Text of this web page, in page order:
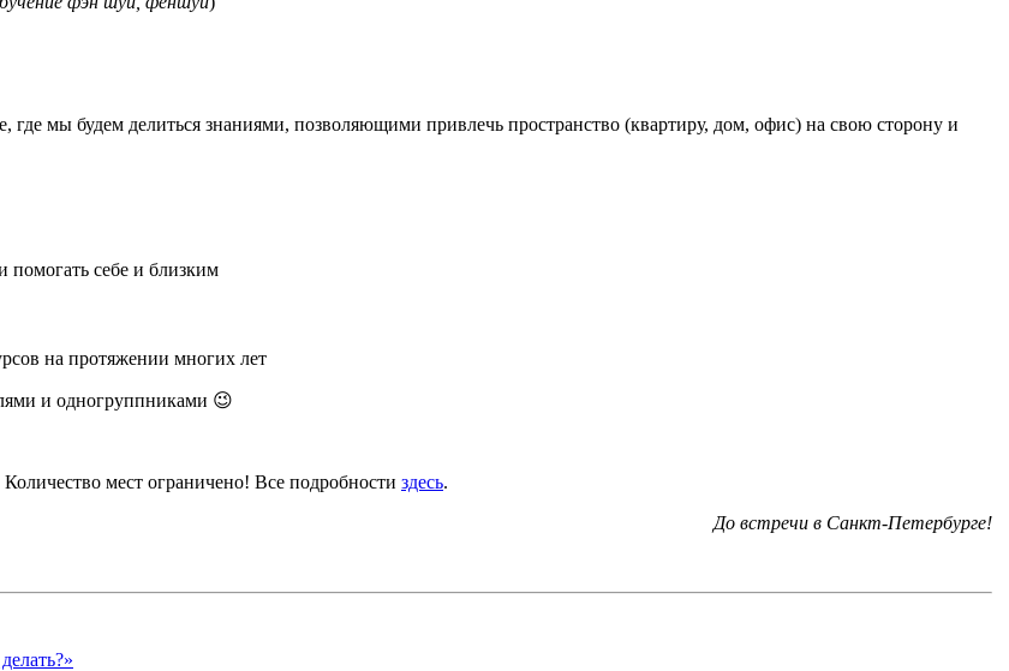
мы будем делиться знаниями, позволяющими привлечь пространство (квартиру, дом, офис) на свою сторону и
себе и близким
на протяжении многих лет
и одногруппниками 😉
мест ограничено! Все подробности здесь.
До встречи в Санкт-Петербурге!